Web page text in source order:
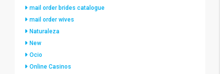
mail order brides catalogue
mail order wives
Naturaleza
New
Ocio
Online Casinos